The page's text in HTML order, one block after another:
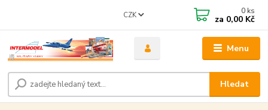
Menu
CZK
Hledat
0 ks
za 0,00 Kč